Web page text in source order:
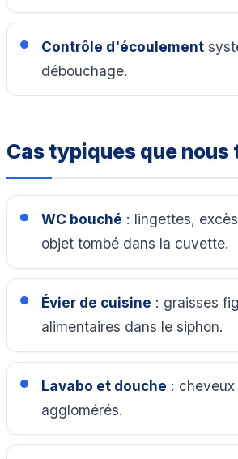
Contrôle d'écoulement
débouchage.
Cas typiques que
WC bouché : lingettes,
objet tombé dans la cuvette.
Évier de cuisine : graisses
alimentaires dans le siphon.
Lavabo et douche :
agglomérés.